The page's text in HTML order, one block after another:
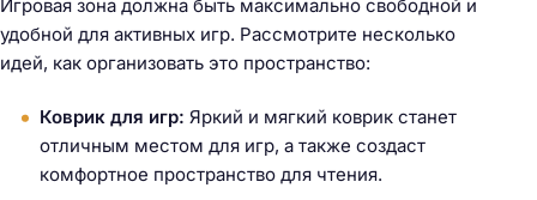
Игровая зона должна быть максимально свободной и
удобной для активных игр. Рассмотрите несколько
идей, как организовать это пространство:
Коврик для игр: Яркий и мягкий коврик станет
отличным местом для игр, а также создаст
комфортное пространство для чтения.